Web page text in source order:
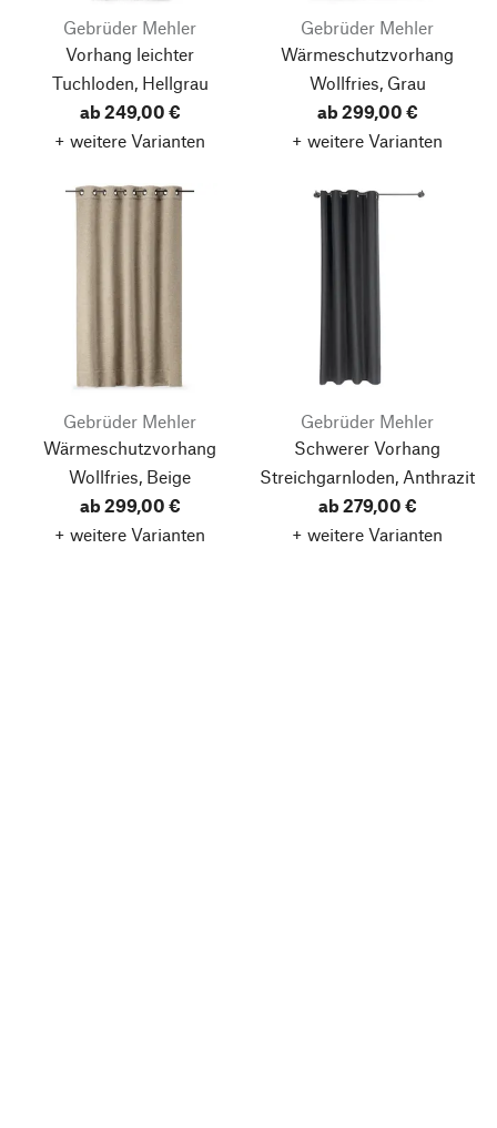
Gebrüder Mehler
Vorhang leichter
Tuchloden, Hellgrau
ab 249,00 €
+ weitere Varianten
Gebrüder Mehler
Wärmeschutzvorhang
Wollfries, Grau
ab 299,00 €
+ weitere Varianten
Gebrüder Mehler
Wärmeschutzvorhang
Wollfries, Beige
ab 299,00 €
+ weitere Varianten
Gebrüder Mehler
Schwerer Vorhang
Streichgarnloden, Anthrazit
ab 279,00 €
+ weitere Varianten